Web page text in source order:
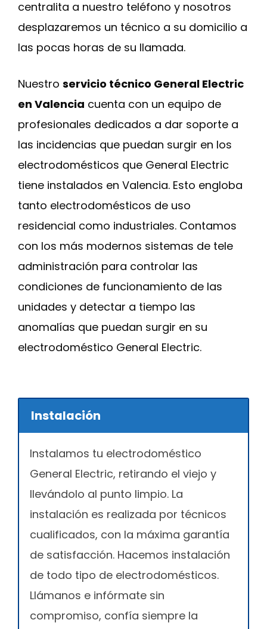
centralita a nuestro teléfono y nosotros
desplazaremos un técnico a su domicilio a
las pocas horas de su llamada.
Nuestro servicio técnico General Electric
en Valencia cuenta con un equipo de
profesionales dedicados a dar soporte a
las incidencias que puedan surgir en los
electrodomésticos que General Electric
tiene instalados en Valencia. Esto engloba
tanto electrodomésticos de uso
residencial como industriales. Contamos
con los más modernos sistemas de tele
administración para controlar las
condiciones de funcionamiento de las
unidades y detectar a tiempo las
anomalías que puedan surgir en su
electrodoméstico General Electric.
Instalación
Instalamos tu electrodoméstico
General Electric, retirando el viejo y
llevándolo al punto limpio. La
instalación es realizada por técnicos
cualificados, con la máxima garantía
de satisfacción. Hacemos instalación
de todo tipo de electrodomésticos.
Llámanos e infórmate sin
compromiso, confía siempre la